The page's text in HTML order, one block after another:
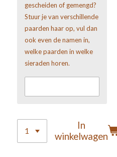
gescheiden of gemengd?
Stuur je van verschillende
paarden haar op, vul dan
ook even de namen in,
welke paarden in welke
sieraden horen.
In
winkelwagen